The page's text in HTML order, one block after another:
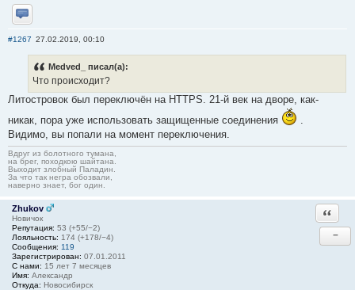
Отправить личное сообщение
#1267 27.02.2019, 00:10
Medved_ писал(а):
Что происходит?
Литостровок был переключён на HTTPS. 21-й век на дворе, как-
никак, пора уже использовать защищенные соединения
Видимо, вы попали на момент переключения.
Вдруг из болотного тумана,
на брег, походкою шайтана.
Выходит злобный Паладин.
За что так негра обозвали,
наверно знает, бог один.
Zhukov
Новичок
Репутация: 53 (+55/−2)
Лояльность: 174 (+178/−4)
Сообщения: 119
Зарегистрирован: 07.01.2011
С нами: 15 лет 7 месяцев
Имя: Александр
Откуда: Новосибирск
−